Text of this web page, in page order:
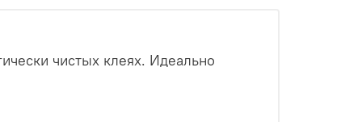
чистых клеях. Идеально